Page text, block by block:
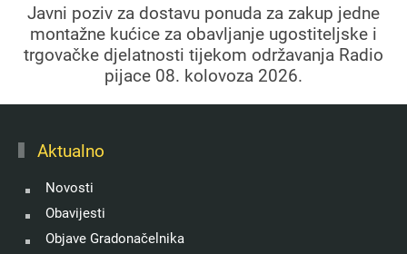
Javni poziv za dostavu ponuda za zakup jedne
montažne kućice za obavljanje ugostiteljske i
trgovačke djelatnosti tijekom održavanja Radio
pijace 08. kolovoza 2026.
Aktualno
Novosti
Obavijesti
Objave Gradonačelnika